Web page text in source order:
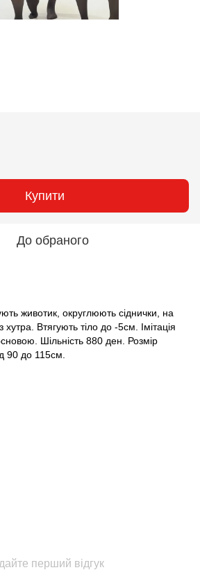
Купити
До обраного
животик, округлюють сіднички, на
хутра. Втягують тіло до -5см. Імітація
Шільність 880 ден. Розмір
90 до 115см.
перший відгук